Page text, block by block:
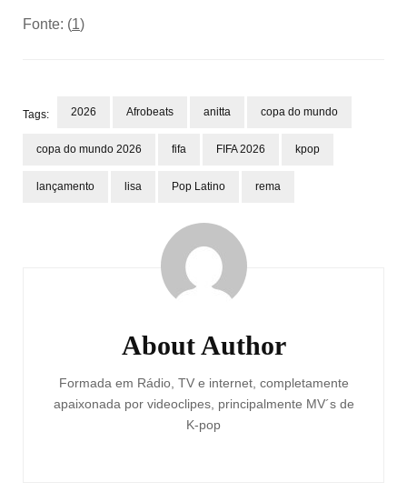
Fonte: (1)
Tags: 2026 Afrobeats anitta copa do mundo
copa do mundo 2026 fifa FIFA 2026 kpop
lançamento lisa Pop Latino rema
About Author
Formada em Rádio, TV e internet, completamente
apaixonada por videoclipes, principalmente MV´s de
K-pop